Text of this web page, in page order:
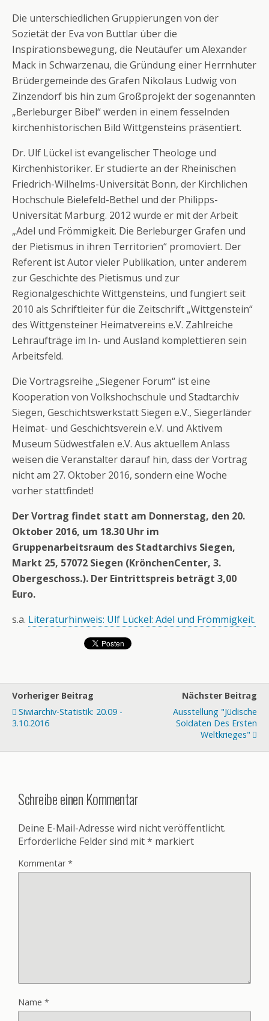
Die unterschiedlichen Gruppierungen von der
Sozietät der Eva von Buttlar über die
Inspirationsbewegung, die Neutäufer um Alexander
Mack in Schwarzenau, die Gründung einer Herrnhuter
Brüdergemeinde des Grafen Nikolaus Ludwig von
Zinzendorf bis hin zum Großprojekt der sogenannten
„Berleburger Bibel“ werden in einem fesselnden
kirchenhistorischen Bild Wittgensteins präsentiert.
Dr. Ulf Lückel ist evangelischer Theologe und
Kirchenhistoriker. Er studierte an der Rheinischen
Friedrich-Wilhelms-Universität Bonn, der Kirchlichen
Hochschule Bielefeld-Bethel und der Philipps-
Universität Marburg. 2012 wurde er mit der Arbeit
„Adel und Frömmigkeit. Die Berleburger Grafen und
der Pietismus in ihren Territorien“ promoviert. Der
Referent ist Autor vieler Publikation, unter anderem
zur Geschichte des Pietismus und zur
Regionalgeschichte Wittgensteins, und fungiert seit
2010 als Schriftleiter für die Zeitschrift „Wittgenstein“
des Wittgensteiner Heimatvereins e.V. Zahlreiche
Lehraufträge im In- und Ausland komplettieren sein
Arbeitsfeld.
Die Vortragsreihe „Siegener Forum“ ist eine
Kooperation von Volkshochschule und Stadtarchiv
Siegen, Geschichtswerkstatt Siegen e.V., Siegerländer
Heimat- und Geschichtsverein e.V. und Aktivem
Museum Südwestfalen e.V. Aus aktuellem Anlass
weisen die Veranstalter darauf hin, dass der Vortrag
nicht am 27. Oktober 2016, sondern eine Woche
vorher stattfindet!
Der Vortrag findet statt am Donnerstag, den 20.
Oktober 2016, um 18.30 Uhr im
Gruppenarbeitsraum des Stadtarchivs Siegen,
Markt 25, 57072 Siegen (KrönchenCenter, 3.
Obergeschoss.). Der Eintrittspreis beträgt 3,00
Euro.
s.a. Literaturhinweis: Ulf Lückel: Adel und Frömmigkeit.
Vorheriger Beitrag
Siwiarchiv-Statistik: 20.09 -
3.10.2016
Nächster Beitrag
Ausstellung "Jüdische
Soldaten Des Ersten
Weltkrieges"
Schreibe einen Kommentar
Deine E-Mail-Adresse wird nicht veröffentlicht.
Erforderliche Felder sind mit* markiert
Kommentar*
Name *